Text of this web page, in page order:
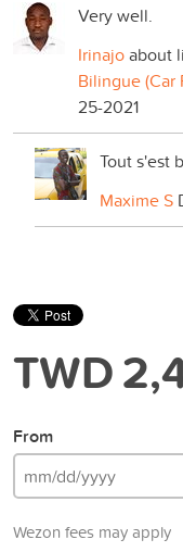
Very well.
Irinajoabout
Bilingue (Car
25-2021
Tout s'est
Maxime S
TWD
From
Wezon fees may apply